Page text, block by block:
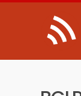
Skip